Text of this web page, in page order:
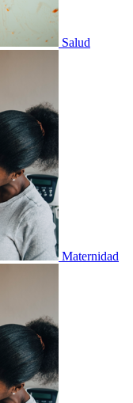
Salud
Maternidad